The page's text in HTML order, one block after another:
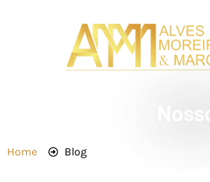
Home Blog